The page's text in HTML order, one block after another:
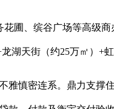
、缤谷广场等高级商
湖天街（约25万㎡）+
慎密连系。鼎力支撑住